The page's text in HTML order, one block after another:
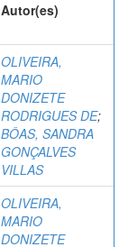
Autor(es)
OLIVEIRA,
MARIO
DONIZETE
RODRIGUES DE;
BÔAS, SANDRA
GONÇALVES
VILLAS
OLIVEIRA,
MARIO
DONIZETE